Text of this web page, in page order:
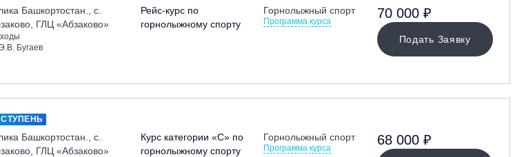
Башкортостан., с.
ГЛЦ «Абзаково»
Бугаев
Рейс-курс по
горнолыжному спорту
Горнолыжный спорт
Программа курса
Подать Заявку
70 000 ₽
Башкортостан., с.
ГЛЦ «Абзаково»
Курс категории «С» по
горнолыжному спорту
Горнолыжный спорт
Программа курса
68 000 ₽